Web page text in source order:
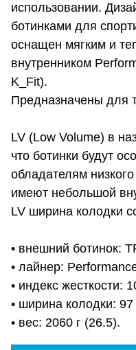
использовании.
ботинками для
оснащен мягким и
внутренником
K_Fit).
Предназначены для
LV (Low Volume) в
что ботинки будут
обладателям
имеют небольшой
LV ширина колодки
• внешний ботинок:
• лайнер:
• индекс жесткости:
• ширина колодки:
• вес: 2060 г (26.5).